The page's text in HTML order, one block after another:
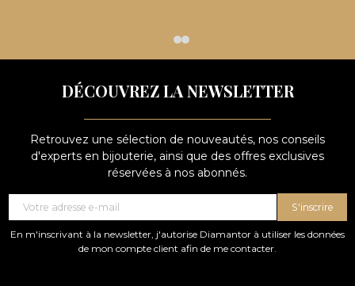
DÉCOUVREZ LA NEWSLETTER
Retrouvez une sélection de nouveautés, nos conseils
d'experts en bijouterie, ainsi que des offres exclusives
réservées à nos abonnés.
S'inscrire
En m'inscrivant à la newsletter, j'autorise Diamantor à utiliser les données
de mon compte client afin de me contacter.